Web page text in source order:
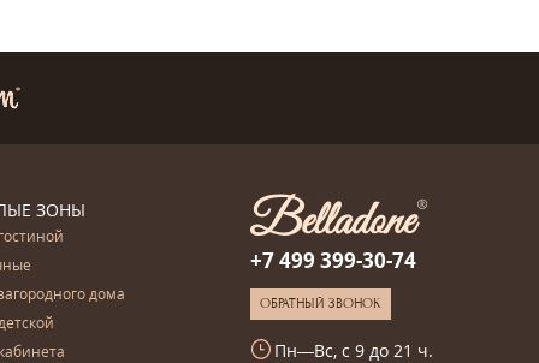
ЗОНЫ
дома
+7 499 399-30-74
ОБРАТНЫЙ ЗВОНОК
Пн—Вс, с 9 до 21 ч.